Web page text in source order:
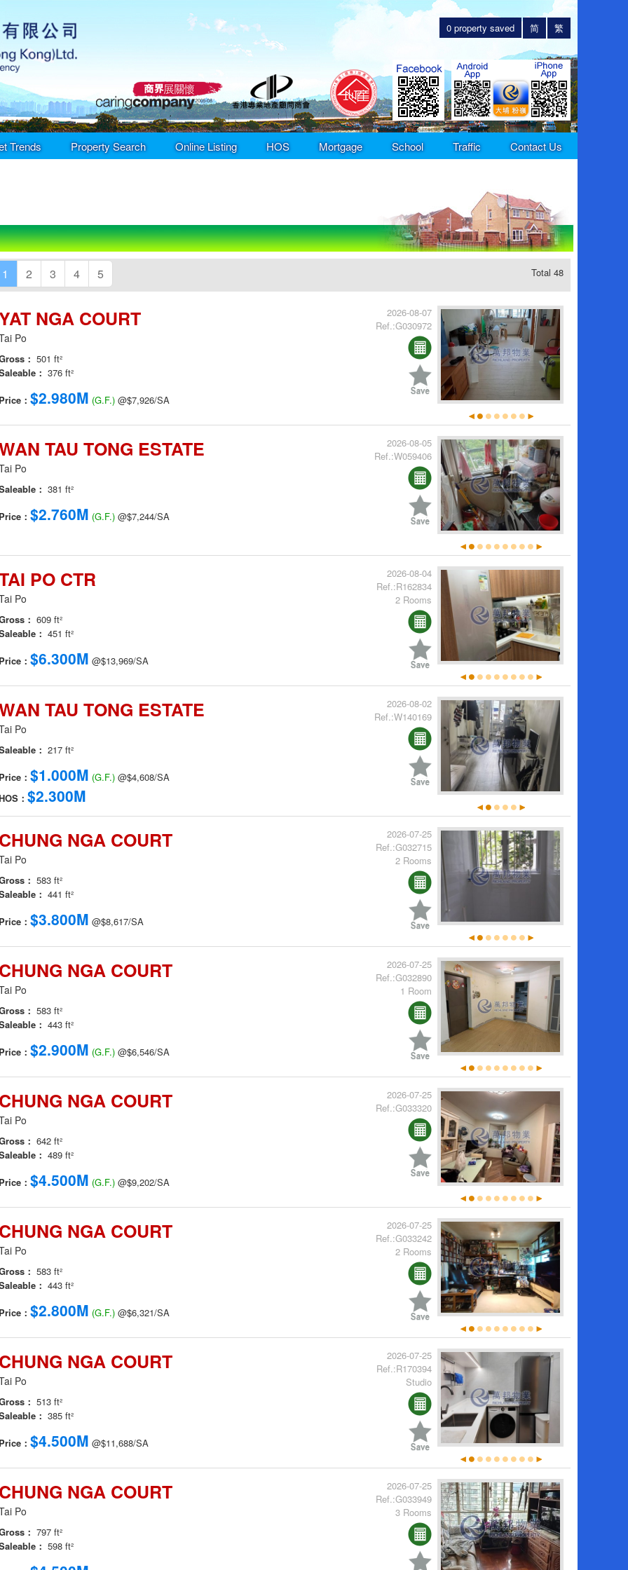
繁
简
0 property saved
Trends Property Search Online Listing HOS Mortgage School Traffic Contact Us
1 2 3 4 5 Total 48
NGA COURT
Po
： 501 ft²
： 376 ft²
Price： $2.980M (G.F.) @$7,926/SA
2026-08-07
Ref.:G030972
TAU TONG ESTATE
Po
： 381 ft²
Price： $2.760M (G.F.) @$7,244/SA
2026-08-05
Ref.:W059406
PO CTR
Po
： 609 ft²
： 451 ft²
Price： $6.300M @$13,969/SA
2026-08-04
Ref.:R162834
2 Rooms
TAU TONG ESTATE
Po
： 217 ft²
Price： $1.000M (G.F.) @$4,608/SA
： $2.300M
2026-08-02
Ref.:W140169
CHUNG NGA COURT
Po
： 583 ft²
： 441 ft²
Price： $3.800M @$8,617/SA
2026-07-25
Ref.:G032715
2 Rooms
CHUNG NGA COURT
Po
： 583 ft²
： 443 ft²
Price： $2.900M (G.F.) @$6,546/SA
2026-07-25
Ref.:G032890
1 Room
CHUNG NGA COURT
Po
： 642 ft²
： 489 ft²
Price： $4.500M (G.F.) @$9,202/SA
2026-07-25
Ref.:G033320
CHUNG NGA COURT
Po
： 583 ft²
： 443 ft²
Price： $2.800M (G.F.) @$6,321/SA
2026-07-25
Ref.:G033242
2 Rooms
CHUNG NGA COURT
Po
： 513 ft²
： 385 ft²
Price： $4.500M @$11,688/SA
2026-07-25
Ref.:R170394
Studio
CHUNG NGA COURT
Po
： 797 ft²
： 598 ft²
2026-07-25
Ref.:G033949
3 Rooms